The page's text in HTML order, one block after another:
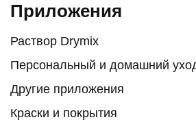
Приложения
Раствор Drymix
Персональный и домашний
Другие приложения
Краски и покрытия